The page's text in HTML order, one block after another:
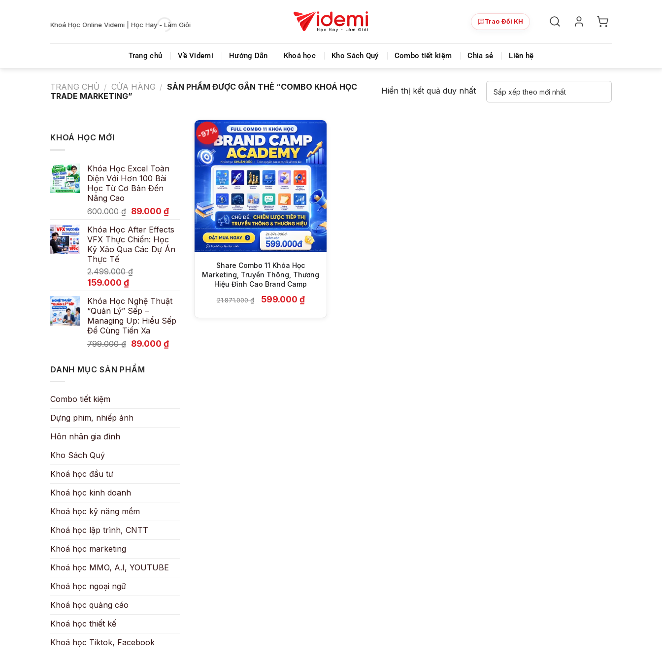
Khoá Học Online Videmi | Học Hay - Làm Giỏi Videmi giúp bạn học tiết kiệm và tiến bộ hơn mỗi ngày! Chia sẻ khoá học giá rẻ cho những ai hạn hẹp
Trao Đổi KH
Trang chủ Về Videmi Hướng Dẫn Khoá học Kho Sách Quý Combo tiết kiệm Chia sẻ Liên hệ
TRANG CHỦ / CỬA HÀNG / SẢN PHẨM ĐƯỢC GẮN THẺ “COMBO KHOÁ HỌC
TRADE MARKETING”
Hiển thị kết quả duy nhất
KHOÁ HỌC MỚI
Khóa Học Excel Toàn
Diện Với Hơn 100 Bài
Học Từ Cơ Bản Đến
Nâng Cao
600.000₫ Giá
là:
600.000 ₫.
89.000 ₫Giá
tại
là:
89.000 ₫.
Khóa Học After Effects
VFX Thực Chiến: Học
Kỹ Xảo Qua Các Dự Án
Thực Tế
2.499.000₫
Giá
là:
2.499.000 ₫.
159.000 ₫Giá
tại
là:
159.000 ₫.
Khóa Học Nghệ Thuật
“Quản Lý” Sếp –
Managing Up: Hiểu Sếp
Để Cùng Tiến Xa
799.000₫ Giá
là:
799.000 ₫.
89.000 ₫Giá
DANH MỤC SẢN PHẨM
Combo tiết kiệm
Dựng phim, nhiếp ảnh
Hôn nhân gia đình
Kho Sách Quý
Khoá học đầu tư
Khoá học kinh doanh
Khoá học kỹ năng mềm
Khoá học lập trình, CNTT
Khoá học marketing
Khoá học MMO, A.I, YOUTUBE
Khoá học ngoại ngữ
Khoá học quảng cáo
Khoá học thiết kế
Khoá học Tiktok, Facebook
-97%
Share Combo 11 Khóa Học
Marketing, Truyền Thông, Thương
Hiệu Đỉnh Cao Brand Camp
21.871.000₫ Giá
gốc
599.000 ₫Giá
hiện